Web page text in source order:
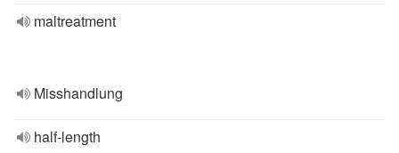
maltreatment
Misshandlung
half-length